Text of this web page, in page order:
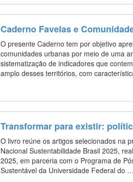
Caderno Favelas e
O presente Caderno tem por objetivo
comunidades urbanas por meio de uma
sistematização de indicadores que
amplo desses territórios, com
Transformar para existir:
O livro reúne os artigos selecionados na
Nacional Sustentabilidade Brasil 2025,
2025, em parceria com o Programa de
Sustentável da Universidade Federal do …